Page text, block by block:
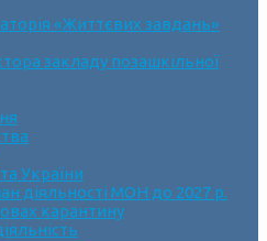
«Життєвих завдань»
закладу позашкільної
України
діяльності МОН до 2027 р.
карантину